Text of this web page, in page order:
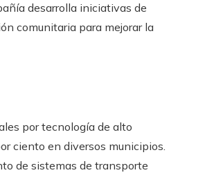
desarrolla iniciativas de
comunitaria para mejorar la
por tecnología de alto
ciento en diversos municipios.
de sistemas de transporte